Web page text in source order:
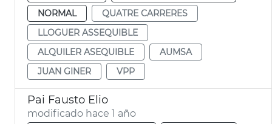
NORMAL
QUATRE CARRERES
LLOGUER ASSEQUIBLE
ALQUILER ASEQUIBLE
AUMSA
JUAN GINER
VPP
Pai Fausto Elio
modificado hace 1 año